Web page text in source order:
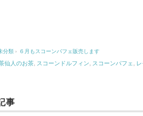
分類 › ６月もスコーンパフェ販売します
仙人のお茶 スコーンドルフィン スコーンパフェ
事